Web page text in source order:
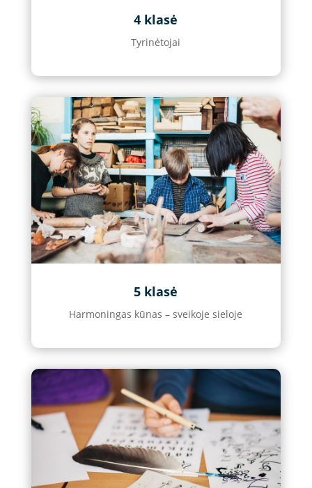
4 klasė
Tyrinėtojai
5 klasė
Harmoningas kūnas – sveikoje sieloje